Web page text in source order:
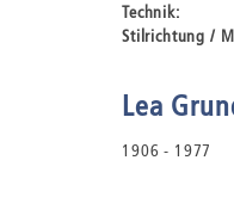
Technik:
Stilrichtung /
Lea
1906 - 1977